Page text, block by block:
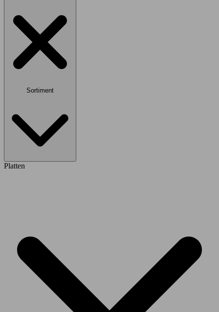
Sortiment
Platten